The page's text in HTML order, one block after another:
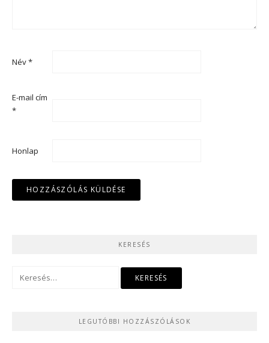
Név*
E-mail cím
*
Honlap
KERESÉS
LEGUTÓBBI HOZZÁSZÓLÁSOK